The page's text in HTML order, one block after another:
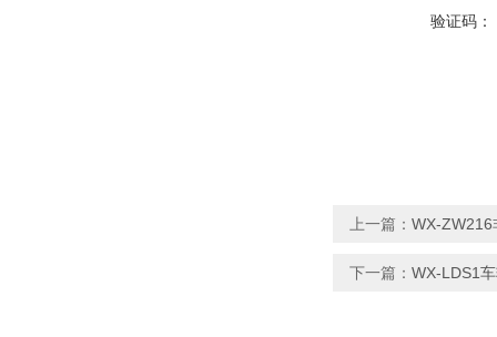
验证码：
上一篇： WX-ZW216
下一篇： WX-LDS1